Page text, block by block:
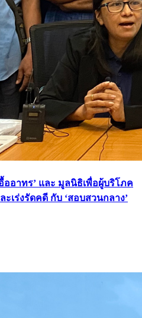
ออาทร’ และ มูลนิธิเพื่อผู้บริโภค
เร่งรัดคดี กับ ‘สอบสวนกลาง’